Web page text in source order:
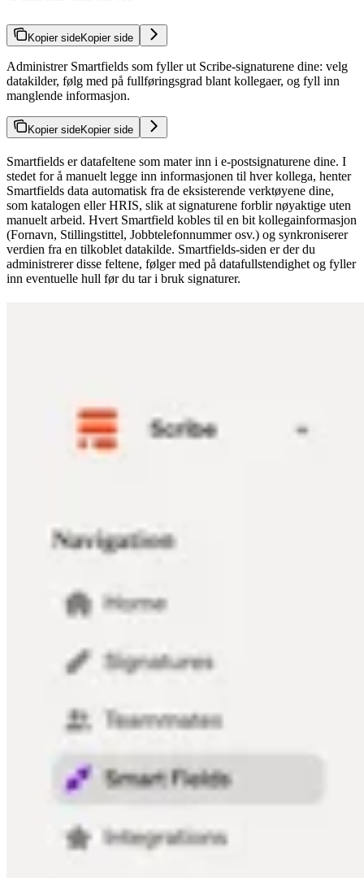
Kopier sideKopier side
Administrer Smartfields som fyller ut Scribe-signaturene dine: velg
datakilder, følg med på fullføringsgrad blant kollegaer, og fyll inn
manglende informasjon.
Kopier sideKopier side
Smartfields er datafeltene som mater inn i e-postsignaturene dine. I
stedet for å manuelt legge inn informasjonen til hver kollega, henter
Smartfields data automatisk fra de eksisterende verktøyene dine,
som katalogen eller HRIS, slik at signaturene forblir nøyaktige uten
manuelt arbeid. Hvert Smartfield kobles til en bit kollegainformasjon
(Fornavn, Stillingstittel, Jobbtelefonnummer osv.) og synkroniserer
verdien fra en tilkoblet datakilde. Smartfields-siden er der du
administrerer disse feltene, følger med på datafullstendighet og fyller
inn eventuelle hull før du tar i bruk signaturer.